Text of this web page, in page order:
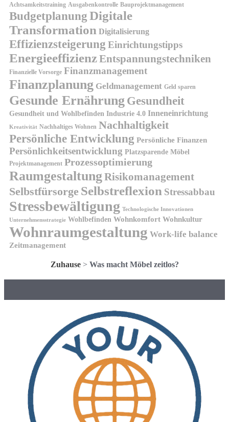
Achtsamkeitstraining Ausgabenkontrolle Bauprojektmanagement
BudgetplanungDigitale
Transformation Digitalisierung
Effizienzsteigerung Einrichtungstipps
EnergieeffizienzEntspannungstechniken
Finanzielle Vorsorge Finanzmanagement
Finanzplanung Geldmanagement Geld sparen
Gesunde Ernährung Gesundheit
Gesundheit und Wohlbefinden Industrie 4.0 Inneneinrichtung
Kreativität Nachhaltiges Wohnen Nachhaltigkeit
Persönliche Entwicklung Persönliche Finanzen
Persönlichkeitsentwicklung Platzsparende Möbel
Projektmanagement Prozessoptimierung
Raumgestaltung Risikomanagement
Selbstfürsorge Selbstreflexion Stressabbau
Stressbewältigung Technologische Innovationen
Unternehmensstrategie Wohlbefinden Wohnkomfort Wohnkultur
Wohnraumgestaltung Work-life balance
Zeitmanagement
Zuhause> Was macht Möbel zeitlos?